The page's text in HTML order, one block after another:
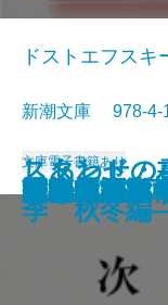
風の盆恋歌
友達・棒に
しあわせ
ジーの心
姥ときめき
映画を見る
明暗
次郎物語〔
次郎物語〔
罪と罰〔上
罪と罰〔下
ドストエフスキ
新潮文庫 978-
文庫電子書籍あり
次郎物語〔
光抱く友よ
荻窪風土記
風の王国
自家製 文
勇者は語ら
スタンド・
季 秋冬編
広き迷路
村上朝日堂
刺客 用心